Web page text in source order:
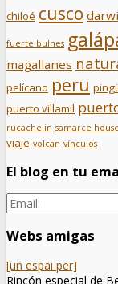
chiloé cusco
fuerte bulnes
magallanes
pelícano peru
puerto villamil
rucachelin samarce house
viaje volcan vínculos
El blog en tu
Webs amigas
[un espai per]
Rincón especial de